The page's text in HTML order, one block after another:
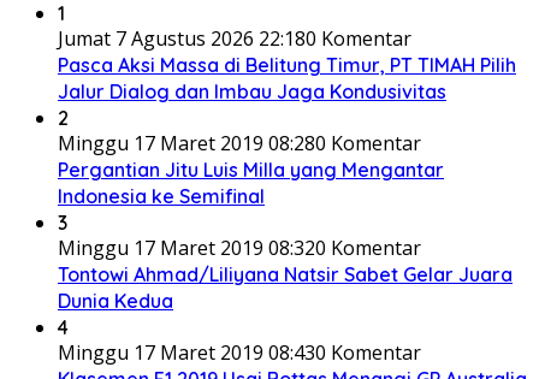
1
Jumat 7 Agustus 2026 22:180 Komentar
Pasca Aksi Massa di Belitung Timur, PT TIMAH Pilih
Jalur Dialog dan Imbau Jaga Kondusivitas
2
Minggu 17 Maret 2019 08:280 Komentar
Pergantian Jitu Luis Milla yang Mengantar
Indonesia ke Semifinal
3
Minggu 17 Maret 2019 08:320 Komentar
Tontowi Ahmad/Liliyana Natsir Sabet Gelar Juara
Dunia Kedua
4
Minggu 17 Maret 2019 08:430 Komentar